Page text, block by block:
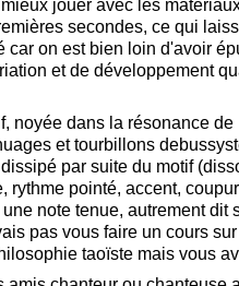
jouer avec les
secondes, ce qui
car on est bien loin d'avoir
et de développement
noyée dans la résonance
et tourbillons
par suite du motif
rythme pointé, accent,
note tenue, autrement dit
pas vous faire un cours
taoïste mais vous